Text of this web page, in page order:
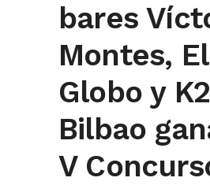
bares
Montes, El
Globo y K2
Bilbao
V